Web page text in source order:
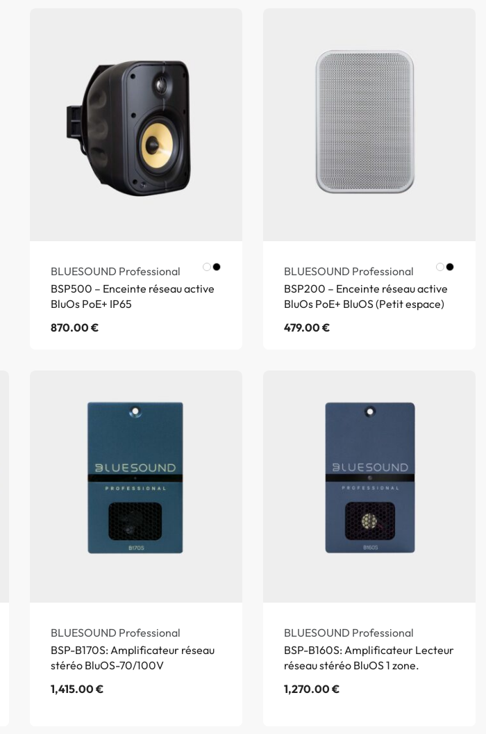
BLUESOUND Professional
BSP500 – Enceinte réseau active
BluOs PoE+ IP65
870.00€
BLUESOUND Professional
BSP200 – Enceinte réseau active
BluOs PoE+ BluOS (Petit espace)
479.00€
BLUESOUND Professional
BSP-B170S: Amplificateur réseau
stéréo BluOS-70/100V
1,415.00€
BLUESOUND Professional
BSP-B160S: Amplificateur Lecteur
réseau stéréo BluOS 1 zone.
1,270.00€